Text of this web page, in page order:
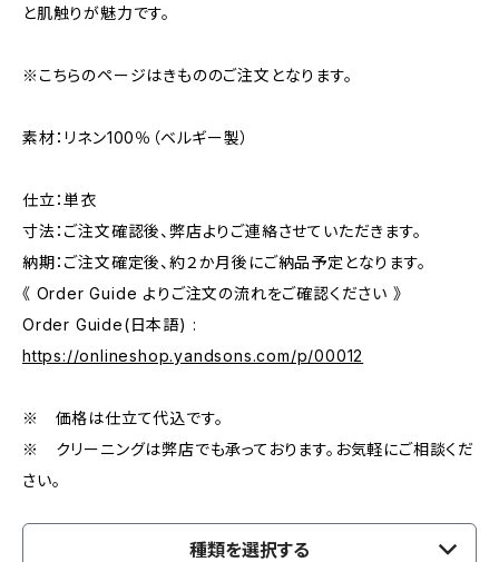
と肌触りが魅力です。
※こちらのページはきもののご注文となります。
素材：リネン100％（ベルギー製）
仕立：単衣
寸法：ご注文確認後、弊店よりご連絡させていただきます。
納期：ご注文確定後、約２か月後にご納品予定となります。
《 Order Guide よりご注文の流れをご確認ください 》
Order Guide(日本語) :
https://onlineshop.yandsons.com/p/00012
※ 価格は仕立て代込です。
※ クリーニングは弊店でも承っております。お気軽にご相談くだ
さい。
種類を選択する